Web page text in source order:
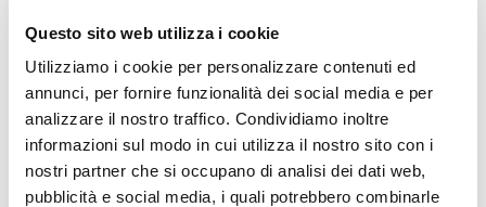
Questo sito web utilizza i cookie
Utilizziamo i cookie per personalizzare contenuti ed
annunci, per fornire funzionalità dei social media e per
analizzare il nostro traffico. Condividiamo inoltre
informazioni sul modo in cui utilizza il nostro sito con i
nostri partner che si occupano di analisi dei dati web,
pubblicità e social media, i quali potrebbero combinarle
Scopri di più